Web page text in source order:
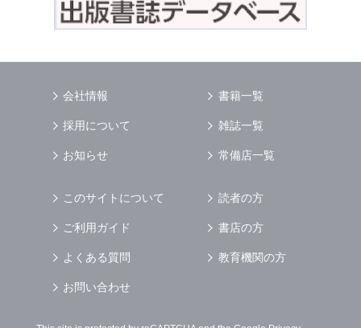
会社情報
採用について
お知らせ
書籍一覧
雑誌一覧
常備店一覧
このサイトについて
ご利用ガイド
よくある質問
お問い合わせ
読者の方
書店の方
教育機関の方